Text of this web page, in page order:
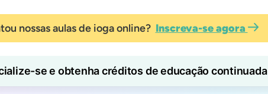
nossas aulas de ioga online? Inscreva-se agora
se e obtenha créditos de educação continuada